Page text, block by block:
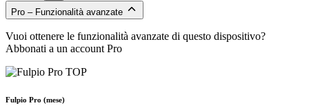
Pro – Funzionalità avanzate
Vuoi ottenere le funzionalità avanzate di questo dispositivo?
Abbonati a un account Pro
Fulpio Pro (mese)